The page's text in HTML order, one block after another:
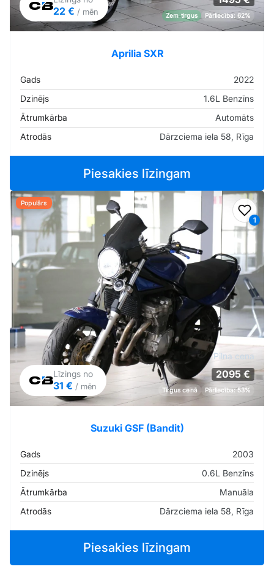
22 € / mēn Zem tirgus Pārliecība: 62%
Aprilia SXR
Gads
2022
Dzinējs
1.6L Benzīns
Ātrumkārba
Automāts
Atrodās
Dārzciema iela 58, Rīga
Piesakies līzingam
1
Populārs
Līzings no
31 € / mēn
Pilna cena
2095 €
Tirgus cenā Pārliecība: 53%
Suzuki GSF (Bandit)
Gads
2003
Dzinējs
0.6L Benzīns
Ātrumkārba
Manuāla
Atrodās
Dārzciema iela 58, Rīga
Piesakies līzingam